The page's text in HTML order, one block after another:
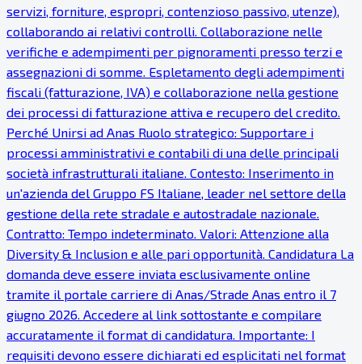
servizi, forniture, espropri, contenzioso passivo, utenze),
collaborando ai relativi controlli. Collaborazione nelle
verifiche e adempimenti per pignoramenti presso terzi e
assegnazioni di somme. Espletamento degli adempimenti
fiscali (fatturazione, IVA) e collaborazione nella gestione
dei processi di fatturazione attiva e recupero del credito.
Perché Unirsi ad Anas Ruolo strategico: Supportare i
processi amministrativi e contabili di una delle principali
società infrastrutturali italiane. Contesto: Inserimento in
un'azienda del Gruppo FS Italiane, leader nel settore della
gestione della rete stradale e autostradale nazionale.
Contratto: Tempo indeterminato. Valori: Attenzione alla
Diversity & Inclusion e alle pari opportunità. Candidatura La
domanda deve essere inviata esclusivamente online
tramite il portale carriere di Anas/Strade Anas entro il 7
giugno 2026. Accedere al link sottostante e compilare
accuratamente il format di candidatura. Importante: I
requisiti devono essere dichiarati ed esplicitati nel format